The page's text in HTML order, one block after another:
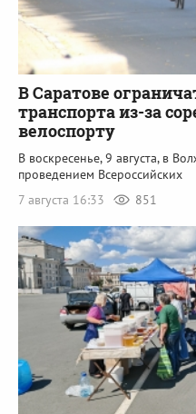
В Саратове
транспорта из-за
велоспорту
В воскресенье, 9 августа, в
проведением Всероссийских
7 августа 16:33
851